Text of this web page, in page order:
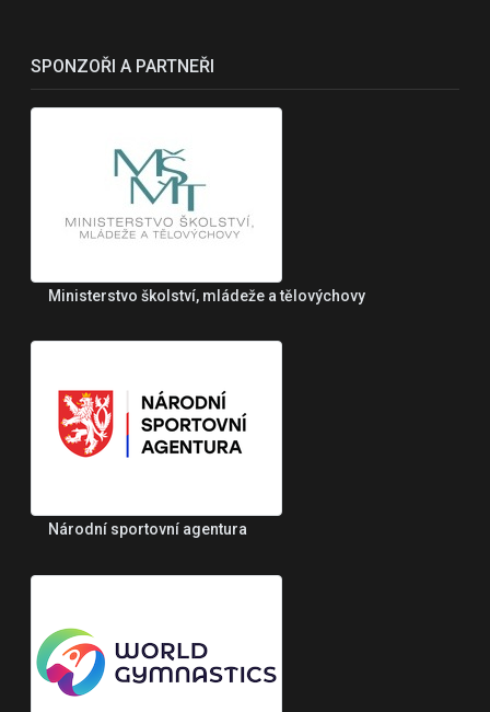
SPONZOŘI A PARTNEŘI
Ministerstvo školství, mládeže a tělovýchovy
Národní sportovní agentura